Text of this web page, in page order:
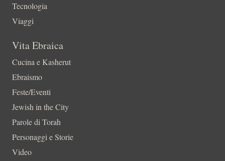
Tecnologia
Viaggi
Vita Ebraica
Cucina e Kasherut
Ebraismo
Feste/Eventi
Jewish in the City
Parole di Torah
Personaggi e Storie
Video